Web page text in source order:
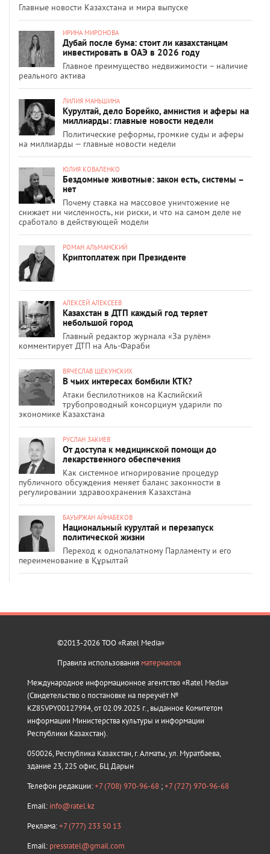
Главные новости Казахстана и мира выпуске
ИРИНА МИРОНОВА
Дубай после бума: стоит ли казахстанцам
инвестировать в ОАЭ в 2026 году
Главное преимущество недвижимости – наличие
реального актива
ЛИЛИЯ МАНЬШИНА
Курултай, дело Борейко, амнистия и аферы на
миллиарды: главные новости недели
Политические реформы, громкие суды и аферы
на миллиарды — главные новости недели
ЮЛИЯ КОВАЛЕНКО
Бездомные животные: закон есть, системы –
нет
Почему ставка на массовое уничтожение не
снижает ни численность, ни риски, и что на самом деле не
сработало в действующей модели
РОМАН АЛЬМАНСКИЙ
Криптоплатеж при Президенте
АЛЕКСЕЙ АЛЕКСЕЕВ
Казахстан в ДТП каждый год теряет
небольшой город
Главный редактор журнала «За рулём»
комментирует ДТП на Аль-Фараби
ВЯЧЕСЛАВ ЩЕКУНСКИХ
В чьих интересах бомбили КТК?
Атаки беспилотников на Каспийский
трубопроводный консорциум ударили по
экономике Казахстана
РУСЛАН ЗАКИЕВ
От доступа к медицинской помощи до
лекарственного обеспечения
Как системное игнорирование процедур
публичного обсуждения меняет баланс законности в
регулировании здравоохранения Казахстана
БАУЫРЖАН АЙНАБЕКОВ
Национальный курултай и перезапуск
политической жизни
Переход к однопалатному Парламенту и его
переименование в Құрылтай
©2013-2026 ТОО «Ratel Media»
Правила использования материалов
Международное информационное агентство «Ratel Media»
(Свидетельство о постановке на переучёт №
KZ85VPY00127994, от 02.09.2025 г., выданное Комитетом
информации Министерства культуры и информации
Республики Казахстан).
050026, Республика Казахстан, г. Алматы, ул. Муратбаева,
здание 23, 225 офис, БЦ Дарын
Телефон редакции:+7 (708) 970-96-68 ;+7 (727) 970-96-68
Email: info@ratel.kz
Реклама:+7 (777) 233 50 13
Email: pressratel@gmail.com